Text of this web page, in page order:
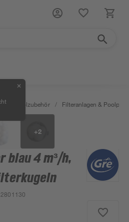
✕
& Poolzubehör / Filteranlagen &
+2
4 m³/h,
2801130